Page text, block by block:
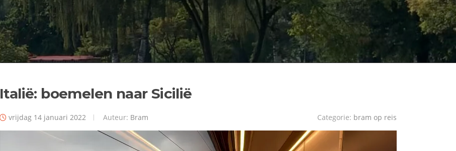
Italië: boemelen naar Sicilië
vrijdag 14 januari 2022 Auteur: Bram Categorie: bram op reis